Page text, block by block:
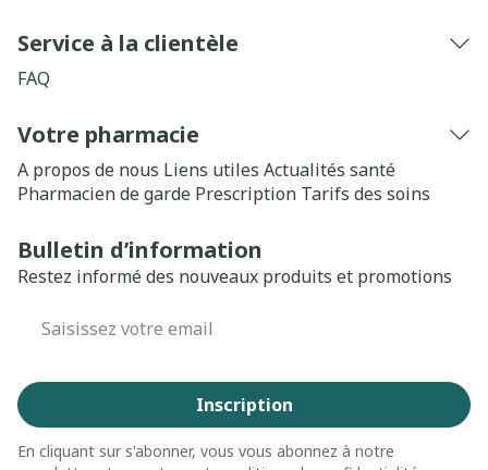
Service à la clientèle
FAQ
Votre pharmacie
A propos de nous Liens utiles Actualités santé
Pharmacien de garde Prescription Tarifs des soins
Bulletin d’information
Restez informé des nouveaux produits et promotions
Inscription
En cliquant sur s'abonner, vous vous abonnez à notre